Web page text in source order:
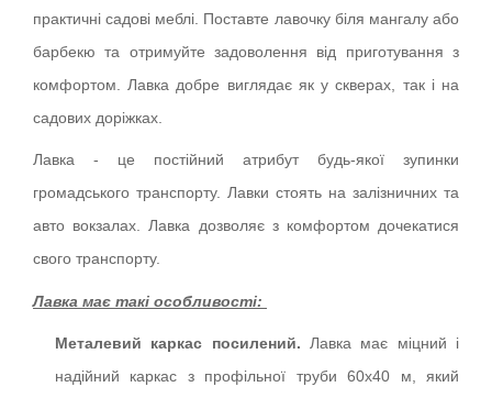
практичні садові меблі. Поставте лавочку біля мангалу або
барбекю та отримуйте задоволення від приготування з
комфортом. Лавка добре виглядає як у скверах, так і на
садових доріжках.
Лавка - це постійний атрибут будь-якої зупинки
громадського транспорту. Лавки стоять на залізничних та
авто вокзалах. Лавка дозволяє з комфортом дочекатися
свого транспорту.
Лавка має такі особливості:
Металевий каркас посилений. Лавка має міцний і
надійний каркас з профільної труби 60х40 м, який